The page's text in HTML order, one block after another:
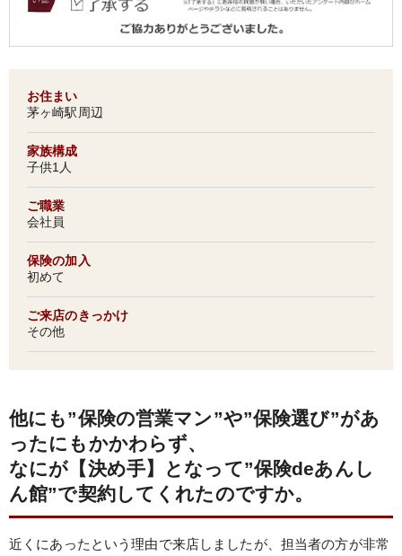
お住まい
茅ヶ崎駅周辺
家族構成
子供1人
ご職業
会社員
保険の加入
初めて
ご来店のきっかけ
その他
他にも”保険の営業マン”や”保険選び”があ
ったにもかかわらず、
なにが【決め手】となって”保険deあんし
ん館”で契約してくれたのですか。
近くにあったという理由で来店しましたが、担当者の方が非常